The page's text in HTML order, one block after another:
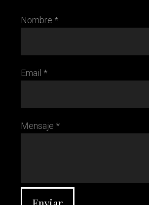
Nombre *
Email *
Mensaje *